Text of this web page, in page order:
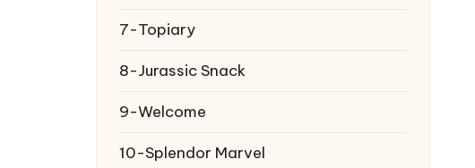
7-Topiary
8-Jurassic Snack
9-Welcome
10-Splendor Marvel